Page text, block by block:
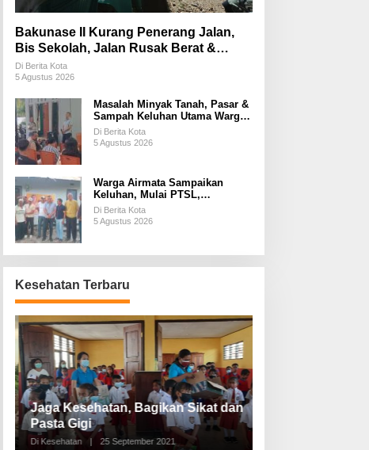
Bakunase II Kurang Penerang Jalan,
Bis Sekolah, Jalan Rusak Berat &
Susah Pupuk Subsidi
Di Berita Kota
5 Agustus 2026
Masalah Minyak Tanah, Pasar &
Sampah Keluhan Utama Warga
Airnona
Di Berita Kota
5 Agustus 2026
Warga Airmata Sampaikan
Keluhan, Mulai PTSL,
Ketersediaan Minyak Tanah &
Lahan Pemakaman
Di Berita Kota
5 Agustus 2026
Kesehatan Terbaru
Jaga Kesehatan, Bagikan Sikat dan
Pasta Gigi
Di Kesehatan 25 September 2021